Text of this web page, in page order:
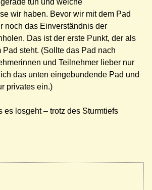
wir haben. Bevor wir mit dem Pad
noch das Einverständnis der
Das ist der erste Punkt, der als
steht. (Sollte das Pad nach
und Teilnehmer lieber nur
das unten eingebundende Pad und
privates ein.)
es losgeht – trotz des Sturmtiefs